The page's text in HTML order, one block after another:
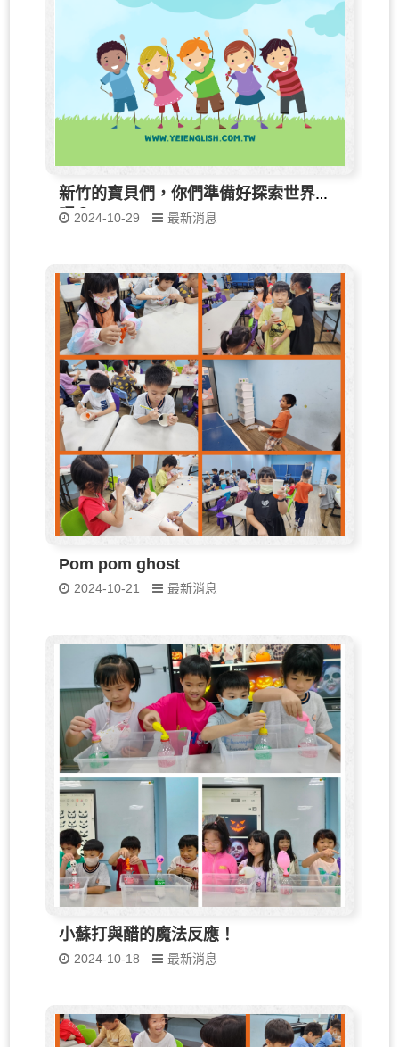
新竹的寶貝們，你們準備好探索世界了
嗎？2024-10-29 最新消息
Pom pom ghost
2024-10-21 最新消息
小蘇打與醋的魔法反應！
2024-10-18 最新消息